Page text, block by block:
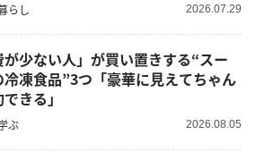
らし 2026.07.29
が少ない人」が買い置きする“スー
冷凍食品”3つ「豪華に見えてちゃん
きる」
ぶ 2026.08.05